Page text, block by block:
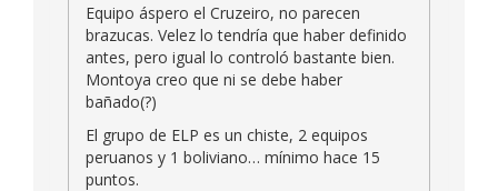
Equipo áspero el Cruzeiro, no parecen
brazucas. Velez lo tendría que haber definido
antes, pero igual lo controló bastante bien.
Montoya creo que ni se debe haber
bañado(?)
El grupo de ELP es un chiste, 2 equipos
peruanos y 1 boliviano… mínimo hace 15
puntos.